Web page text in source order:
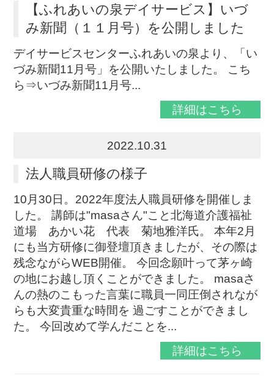
【ふれあいの泉デイサービス】いづ
み新聞（１１月号）を公開しました
デイサービスセンターふれあいの泉より、「い
づみ新聞11月号」を公開いたしました。 こち
ら⇒いづみ新聞11月号...
詳細はこちら
2022.10.31
法人職員研修の様子
10月30日。2022年度法人職員研修を開催しま
した。 講師は"masaさん"こと北海道介護福祉
道場 あかい花 代表 菊地雅洋氏。 本年2月
にも当方研修に御登壇頂きましたが、その際は
残念ながらWEB開催。 今回念願叶って茅ヶ崎
の地にお越し頂くことができました。 masaさ
んの熱のこもった言葉に職員一同圧倒されなが
らも大変貴重な時間を 過ごすことができまし
た。 今回改めて学んだことを...
詳細はこちら